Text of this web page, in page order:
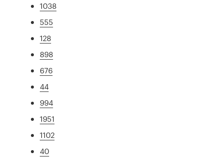
1038
555
128
898
676
44
994
1951
1102
40